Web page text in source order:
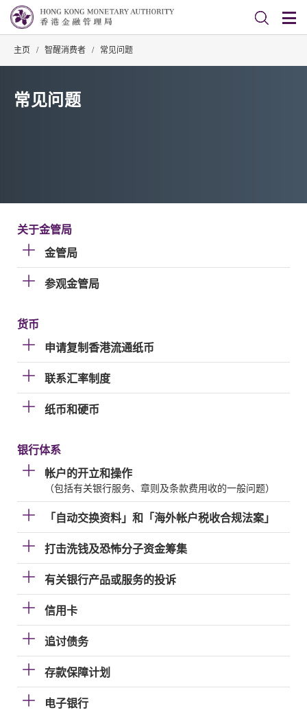
主页 / 智醒消费者 / 常见问题
常见问题
关于金管局
金管局
参观金管局
货币
申请复制香港流通纸币
联系汇率制度
纸币和硬币
银行体系
帐户的开立和操作
（包括有关银行服务、章则及条款费用收的一般问题）
「自动交换资料」和「海外帐户税收合规法案」
打击洗钱及恐怖分子资金筹集
有关银行产品或服务的投诉
信用卡
追讨债务
存款保障计划
电子银行